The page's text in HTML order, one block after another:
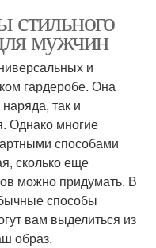
стильного
мужчин
и
гардеробе. Она
так и
Однако многие
способами
сколько еще
можно придумать. В
способы
вам выделиться из
образ.